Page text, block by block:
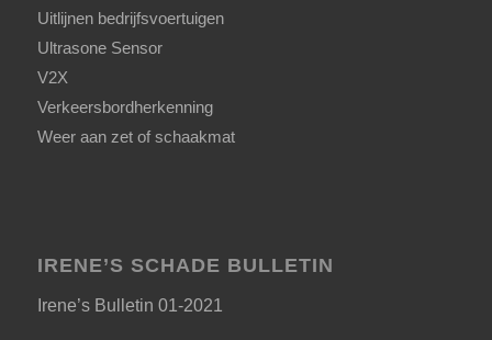
Uitlijnen bedrijfsvoertuigen
Ultrasone Sensor
V2X
Verkeersbordherkenning
Weer aan zet of schaakmat
IRENE’S SCHADE BULLETIN
Irene’s Bulletin 01-2021